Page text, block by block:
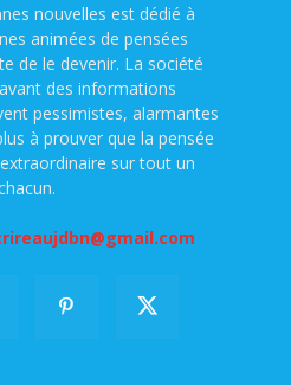
nouvelles est dédié à
animées de pensées
de le devenir. La société
des informations
pessimistes, alarmantes
à prouver que la pensée
sur tout un